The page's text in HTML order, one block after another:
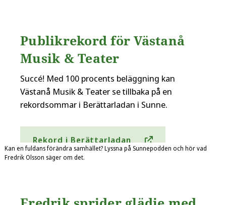
Publikrekord för Västanå
Musik & Teater
Succé! Med 100 procents beläggning kan
Västanå Musik & Teater se tillbaka på en
rekordsommar i Berättarladan i Sunne.
Rekord i Berättarladan
Kan en fuldans förändra samhället? Lyssna på Sunnepodden och hör vad
Fredrik Olsson säger om det.